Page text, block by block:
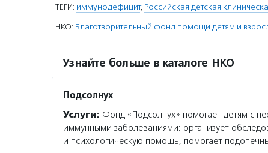
ТЕГИ: иммунодефицит, Российская детская
НКО: Благотворительный фонд помощи детям и
Узнайте больше в каталоге НКО
Подсолнух
Услуги: Фонд «Подсолнух» помогает детям с
иммунными заболеваниями: организует
и психологическую помощь, помогает